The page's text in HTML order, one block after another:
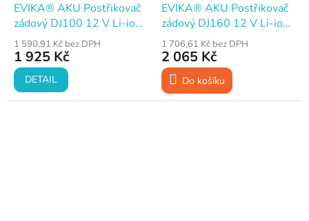
EVIKA® AKU Postřikovač
zádový DJ100 12 V Li-ion
2.6 Ah, 10 l, nabíječka
1 590,91 Kč bez DPH
1 925 Kč
DETAIL
EVIKA® AKU Postřikovač
zádový DJ160 12 V Li-ion
2.6 Ah, 16 l, nabíječka
1 706,61 Kč bez DPH
2 065 Kč
Do košíku